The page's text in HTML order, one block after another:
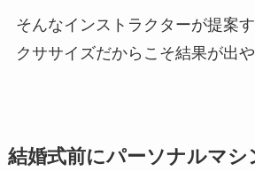
そんなインストラクターが提案
クササイズだからこそ結果が出
結婚式前にパーソナルマシ